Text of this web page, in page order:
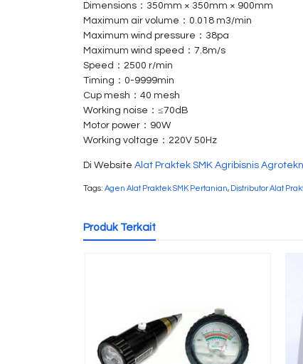
Dimensions：350mm × 350mm × 900mm
Maximum air volume：0.018 m3/min
Maximum wind pressure：38pa
Maximum wind speed：7.8m/s
Speed：2500 r/min
Timing：0-9999min
Cup mesh：40 mesh
Working noise：≤70dB
Motor power：90W
Working voltage：220V 50Hz
Di Website Alat Praktek SMK Agribisnis
Tags: Agen Alat Praktek SMK Pertanian, Distributor Alat
Produk Terkait